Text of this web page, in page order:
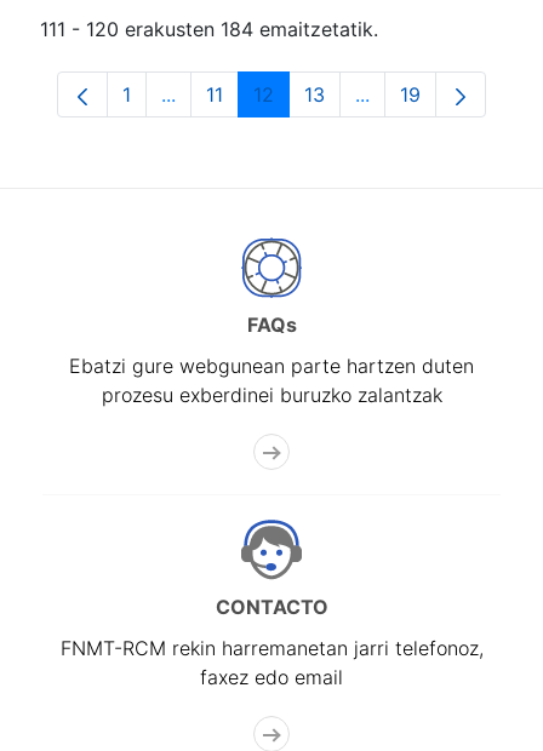
111 - 120 erakusten 184 emaitzetatik.
Orrialdea
1 ...Intermediate Pages Use TAB to navigate.
Orrialdea
11 Orrialdea
12 Orrialdea
13 ...Intermediate
Orrialdea
19
FAQs
Ebatzi gure webgunean parte hartzen duten
prozesu exberdinei buruzko zalantzak
CONTACTO
FNMT-RCM rekin harremanetan jarri telefonoz,
faxez edo email